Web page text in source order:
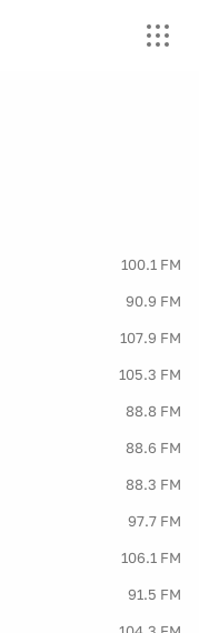
100.1 FM
90.9 FM
107.9 FM
105.3 FM
88.8 FM
88.6 FM
88.3 FM
97.7 FM
106.1 FM
91.5 FM